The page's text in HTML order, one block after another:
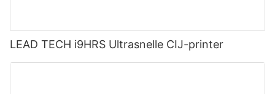
LEAD TECH i9HRS Ultrasnelle CIJ-printer